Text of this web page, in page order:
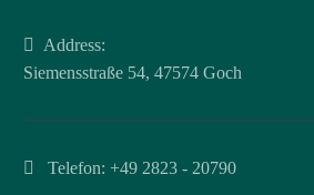
Address:
Siemensstraße 54, 47574 Goch
Telefon: +49 2823 - 20790